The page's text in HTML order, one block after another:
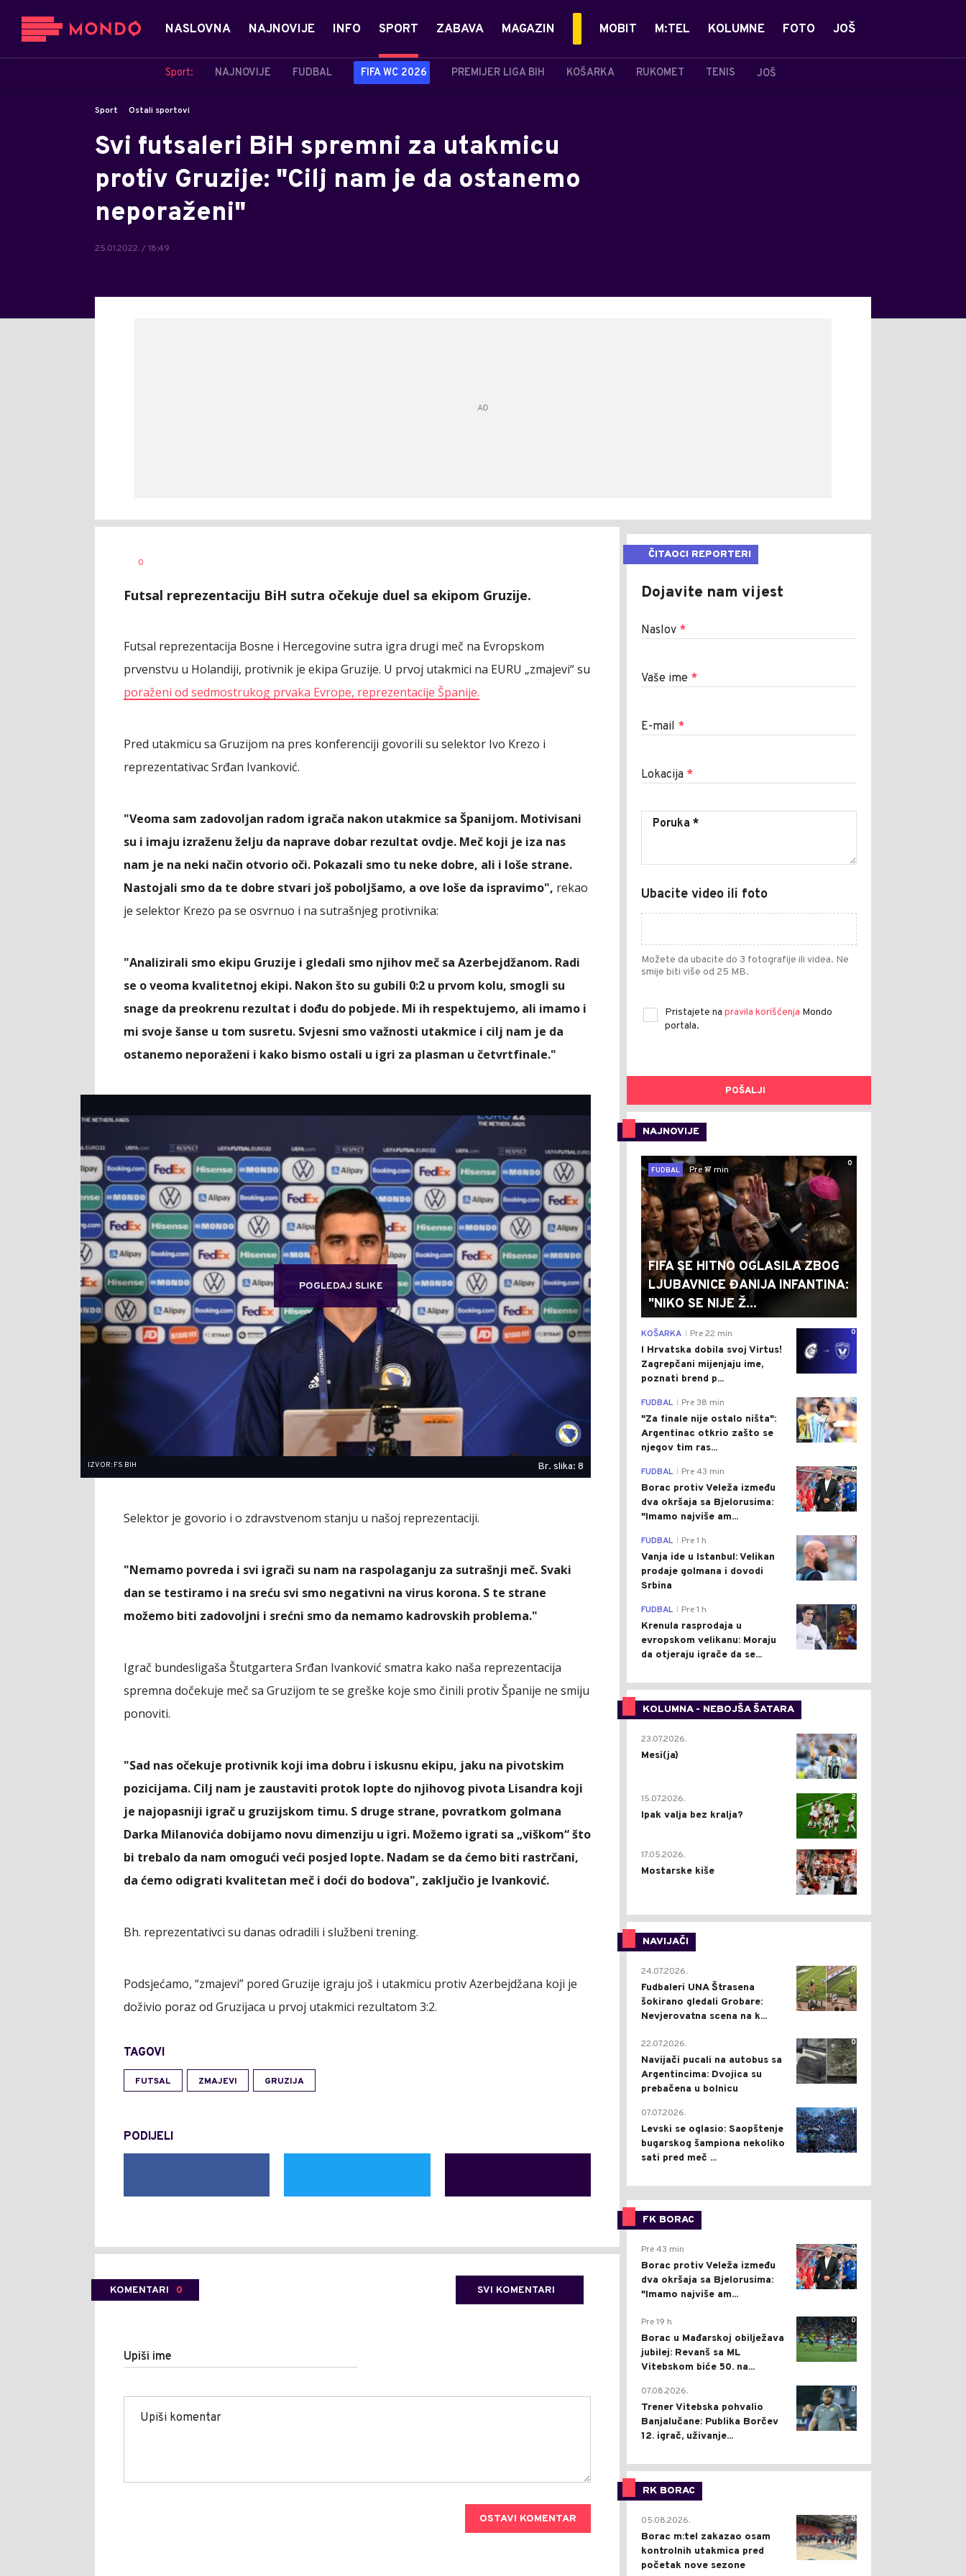
NASLOVNA NAJNOVIJE INFO SPORT
Sport: NAJNOVIJE FUDBAL FIFA WC 2026 PREMIJER LIGA BIH KOŠARKA RUKOMET TENIS JOŠ
ZABAVA MAGAZIN MOBIT M:TEL KOLUMNE FOTO JOŠ
Sport Ostali sportovi
Svi futsaleri BiH spremni za utakmicu
protiv Gruzije: "Cilj nam je da ostanemo
neporaženi"
25.01.2022. / 18:49
AUTOR
0
Futsal reprezentaciju BiH sutra očekuje duel sa ekipom Gruzije.
Futsal reprezentacija Bosne i Hercegovine sutra igra drugi meč na Evropskom
prvenstvu u Holandiji, protivnik je ekipa Gruzije. U prvoj utakmici na EURU „zmajevi“ su
poraženi od sedmostrukog prvaka Evrope, reprezentacije Španije.
Pred utakmicu sa Gruzijom na pres konferenciji govorili su selektor Ivo Krezo i
reprezentativac Srđan Ivanković.
"Veoma sam zadovoljan radom igrača nakon utakmice sa Španijom. Motivisani
su i imaju izraženu želju da naprave dobar rezultat ovdje. Meč koji je iza nas
nam je na neki način otvorio oči. Pokazali smo tu neke dobre, ali i loše strane.
Nastojali smo da te dobre stvari još poboljšamo, a ove loše da ispravimo", rekao
je selektor Krezo pa se osvrnuo i na sutrašnjeg protivnika:
"Analizirali smo ekipu Gruzije i gledali smo njihov meč sa Azerbejdžanom. Radi
se o veoma kvalitetnoj ekipi. Nakon što su gubili 0:2 u prvom kolu, smogli su
snage da preokrenu rezultat i dođu do pobjede. Mi ih respektujemo, ali imamo i
mi svoje šanse u tom susretu. Svjesni smo važnosti utakmice i cilj nam je da
ostanemo neporaženi i kako bismo ostali u igri za plasman u četvrtfinale."
POGLEDAJ SLIKE
IZVOR: FS BIH Br. slika: 8
Selektor je govorio i o zdravstvenom stanju u našoj reprezentaciji.
"Nemamo povreda i svi igrači su nam na raspolaganju za sutrašnji meč. Svaki
dan se testiramo i na sreću svi smo negativni na virus korona. S te strane
možemo biti zadovoljni i srećni smo da nemamo kadrovskih problema."
Igrač bundesligaša Štutgartera Srđan Ivanković smatra kako naša reprezentacija
spremna dočekuje meč sa Gruzijom te se greške koje smo činili protiv Španije ne smiju
ponoviti.
"Sad nas očekuje protivnik koji ima dobru i iskusnu ekipu, jaku na pivotskim
pozicijama. Cilj nam je zaustaviti protok lopte do njihovog pivota Lisandra koji
je najopasniji igrač u gruzijskom timu. S druge strane, povratkom golmana
Darka Milanovića dobijamo novu dimenziju u igri. Možemo igrati sa „viškom“ što
bi trebalo da nam omogući veći posjed lopte. Nadam se da ćemo biti rastrčani,
da ćemo odigrati kvalitetan meč i doći do bodova", zaključio je Ivanković.
Bh. reprezentativci su danas odradili i službeni trening.
Podsjećamo, “zmajevi” pored Gruzije igraju još i utakmicu protiv Azerbejdžana koji je
doživio poraz od Gruzijaca u prvoj utakmici rezultatom 3:2.
TAGOVI
FUTSAL ZMAJEVI GRUZIJA
PODIJELI
KOMENTARI 0 SVI KOMENTARI
Upiši ime
OSTAVI KOMENTAR
ČITAOCI REPORTERI
Dojavite nam vijest
Naslov *
Vaše ime *
E-mail *
Lokacija *
Ubacite video ili foto
Možete da ubacite do 3 fotografije ili videa. Ne
smije biti više od 25 MB.
Pristajete na pravila korišćenja Mondo
portala.
POŠALJI
NAJNOVIJE
0
FUDBAL
Pre 17 min
FIFA SE HITNO OGLASILA ZBOG
LJUBAVNICE ĐANIJA INFANTINA:
"NIKO SE NIJE Ž...
0
KOŠARKA Pre 22 min
I Hrvatska dobila svoj Virtus!
Zagrepčani mijenjaju ime,
poznati brend p...
0
FUDBAL Pre 38 min
"Za finale nije ostalo ništa":
Argentinac otkrio zašto se
njegov tim ras...
0
FUDBAL Pre 43 min
Borac protiv Veleža između
dva okršaja sa Bjelorusima:
"Imamo najviše am...
0
FUDBAL Pre 1 h
Vanja ide u Istanbul: Velikan
prodaje golmana i dovodi
Srbina
0
FUDBAL Pre 1 h
Krenula rasprodaja u
evropskom velikanu: Moraju
da otjeraju igrače da se...
KOLUMNA - NEBOJŠA ŠATARA
0
23.07.2026.
Mesi(ja)
2
15.07.2026.
Ipak valja bez kralja?
0
17.05.2026.
Mostarske kiše
NAVIJAČI
0
24.07.2026.
Fudbaleri UNA Štrasena
šokirano gledali Grobare:
Nevjerovatna scena na k...
0
22.07.2026.
Navijači pucali na autobus sa
Argentincima: Dvojica su
prebačena u bolnicu
1
07.07.2026.
Levski se oglasio: Saopštenje
bugarskog šampiona nekoliko
sati pred meč ...
FK BORAC
0
Pre 43 min
Borac protiv Veleža između
dva okršaja sa Bjelorusima:
"Imamo najviše am...
0
Pre 19 h
Borac u Mađarskoj obilježava
jubilej: Revanš sa ML
Vitebskom biće 50. na...
0
07.08.2026.
Trener Vitebska pohvalio
Banjalučane: Publika Borčev
12. igrač, uživanje...
RK BORAC
0
05.08.2026.
Borac m:tel zakazao osam
kontrolnih utakmica pred
početak nove sezone